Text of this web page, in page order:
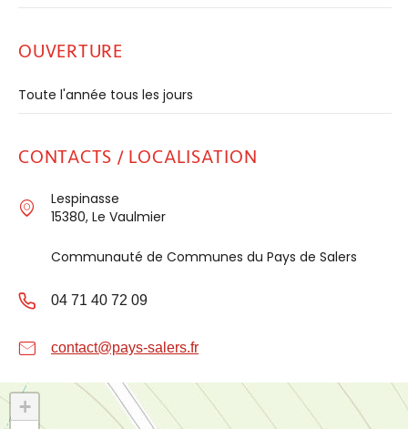
OUVERTURE
Toute l'année tous les jours
CONTACTS / LOCALISATION
Lespinasse
15380, Le Vaulmier
Communauté de Communes du Pays de Salers
04 71 40 72 09
contact@pays-salers.fr
+